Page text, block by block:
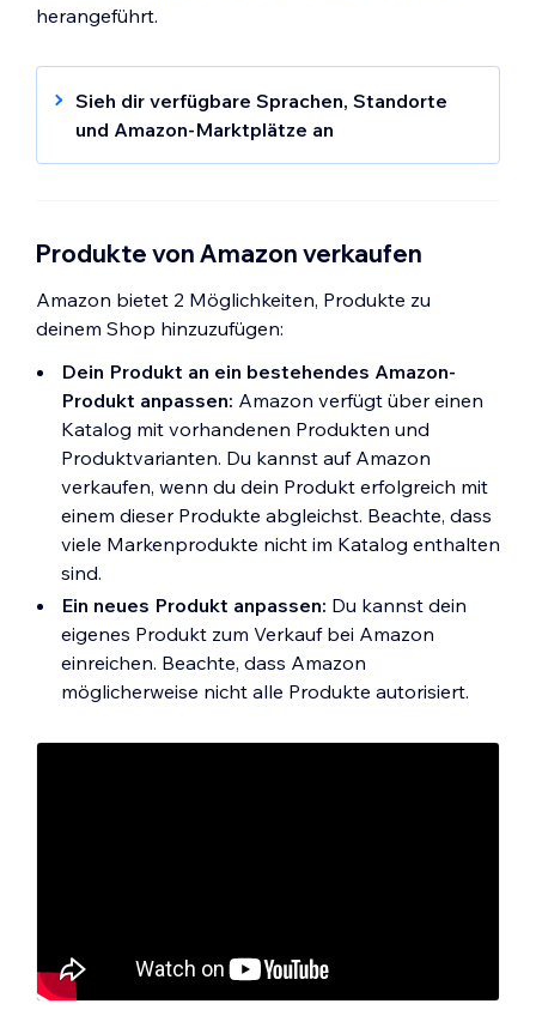
herangeführt.
Sieh dir verfügbare Sprachen, Standorte
und Amazon-Marktplätze an
Die Möglichkeit, einen Amazon-Shop zu
Website in einer der folgenden Sprachen
Englisch
Französisch
Deutsch
Spanisch
Japanisch
Die folgenden Amazon-Marktplätze werden
unterstützt:
Australien
Brasilien
Kanada
Ägypten
Saudi-Arabien
Produkte von Amazon verkaufen
Amazon bietet 2 Möglichkeiten, Produkte zu
deinem Shop hinzuzufügen:
Dein Produkt an ein bestehendes Amazon-
Produkt anpassen: Amazon verfügt über einen
Katalog mit vorhandenen Produkten und
Produktvarianten. Du kannst auf Amazon
verkaufen, wenn du dein Produkt erfolgreich mit
einem dieser Produkte abgleichst. Beachte, dass
viele Markenprodukte nicht im Katalog enthalten
sind.
Ein neues Produkt anpassen: Du kannst dein
eigenes Produkt zum Verkauf bei Amazon
einreichen. Beachte, dass Amazon
möglicherweise nicht alle Produkte autorisiert.